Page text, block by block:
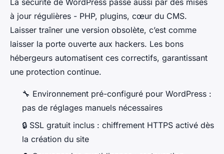
La sécurité de WordPress passe aussi par des mises
à jour régulières - PHP, plugins, cœur du CMS.
Laisser traîner une version obsolète, c’est comme
laisser la porte ouverte aux hackers. Les bons
hébergeurs automatisent ces correctifs, garantissant
une protection continue.
🔧 Environnement pré-configuré pour WordPress :
pas de réglages manuels nécessaires
🔒 SSL gratuit inclus : chiffrement HTTPS activé dès
la création du site